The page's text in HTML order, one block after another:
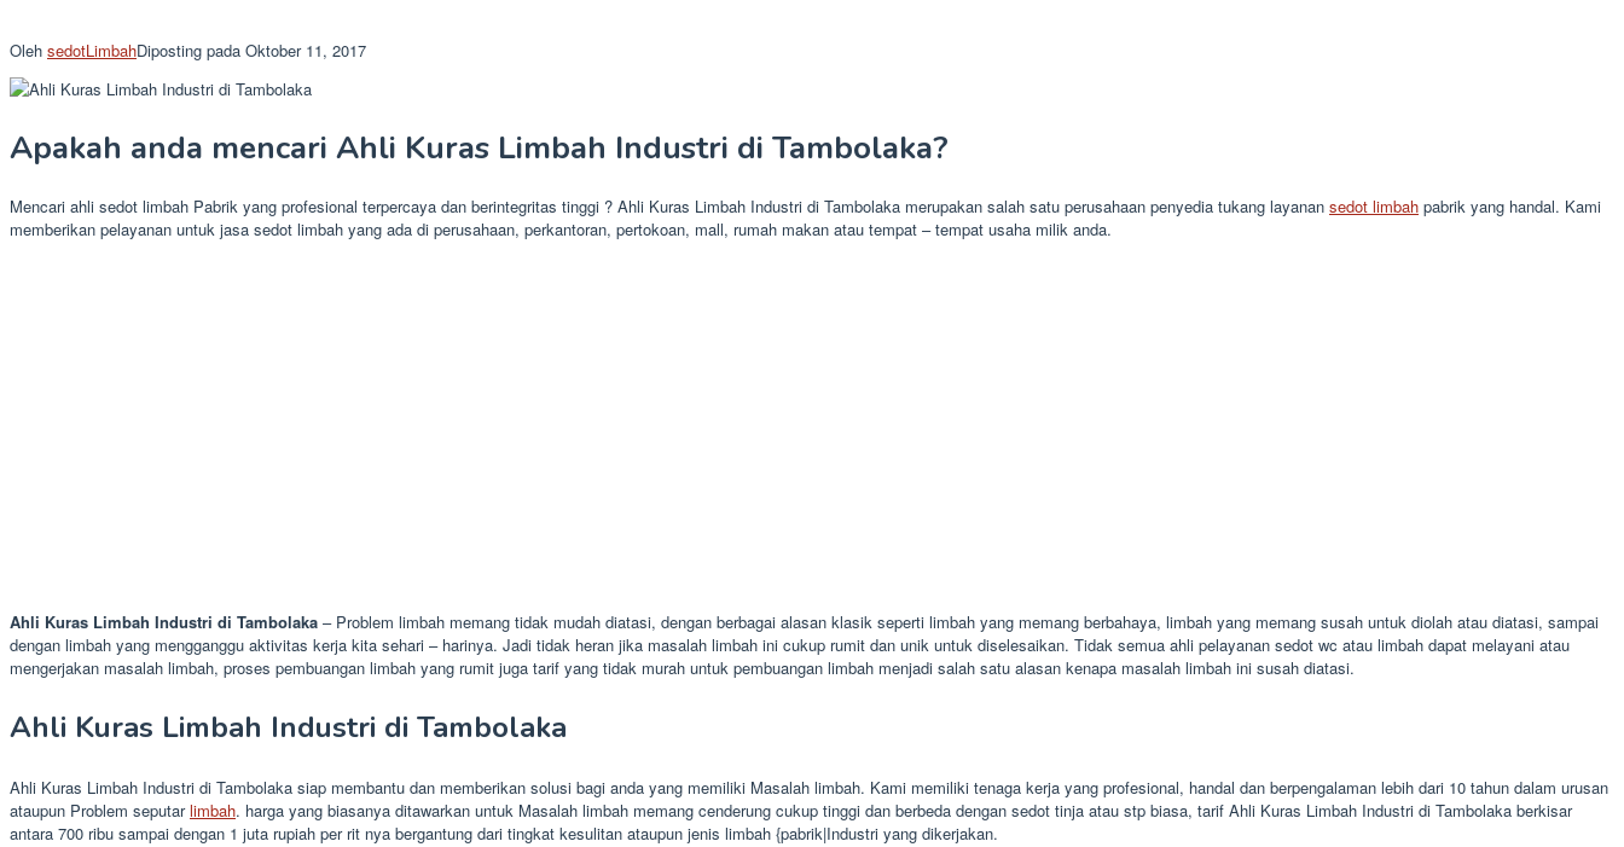
Oleh sedotLimbahDiposting pada Oktober 11, 2017
Apakah anda mencari Ahli Kuras Limbah Industri di Tambolaka?
Mencari ahli sedot limbah Pabrik yang profesional terpercaya dan berintegritas tinggi ? Ahli Kuras Limbah Industri di Tambolaka merupakan salah satu perusahaan penyedia tukang layanan sedot limbah pabrik yang handal. Kami
memberikan pelayanan untuk jasa sedot limbah yang ada di perusahaan, perkantoran, pertokoan, mall, rumah makan atau tempat – tempat usaha milik anda.
Ahli Kuras Limbah Industri di Tambolaka – Problem limbah memang tidak mudah diatasi, dengan berbagai alasan klasik seperti limbah yang memang berbahaya, limbah yang memang susah untuk diolah atau diatasi, sampai
dengan limbah yang mengganggu aktivitas kerja kita sehari – harinya. Jadi tidak heran jika masalah limbah ini cukup rumit dan unik untuk diselesaikan. Tidak semua ahli pelayanan sedot wc atau limbah dapat melayani atau
mengerjakan masalah limbah, proses pembuangan limbah yang rumit juga tarif yang tidak murah untuk pembuangan limbah menjadi salah satu alasan kenapa masalah limbah ini susah diatasi.
Ahli Kuras Limbah Industri di Tambolaka
Ahli Kuras Limbah Industri di Tambolaka siap membantu dan memberikan solusi bagi anda yang memiliki Masalah limbah. Kami memiliki tenaga kerja yang profesional, handal dan berpengalaman lebih dari 10 tahun dalam urusan
ataupun Problem seputarlimbah. harga yang biasanya ditawarkan untuk Masalah limbah memang cenderung cukup tinggi dan berbeda dengan sedot tinja atau stp biasa, tarif Ahli Kuras Limbah Industri di Tambolaka berkisar
antara 700 ribu sampai dengan 1 juta rupiah per rit nya bergantung dari tingkat kesulitan ataupun jenis limbah {pabrik|Industri yang dikerjakan.